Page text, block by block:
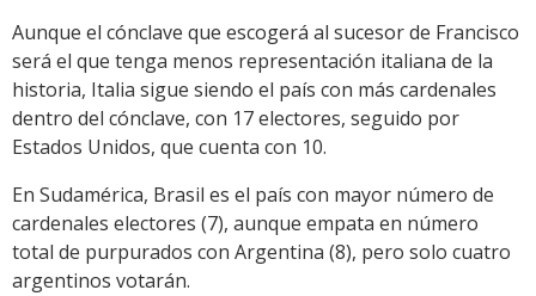
Aunque el cónclave que escogerá al sucesor de Francisco
será el que tenga menos representación italiana de la
historia, Italia sigue siendo el país con más cardenales
dentro del cónclave, con 17 electores, seguido por
Estados Unidos, que cuenta con 10.
En Sudamérica, Brasil es el país con mayor número de
cardenales electores (7), aunque empata en número
total de purpurados con Argentina (8), pero solo cuatro
argentinos votarán.